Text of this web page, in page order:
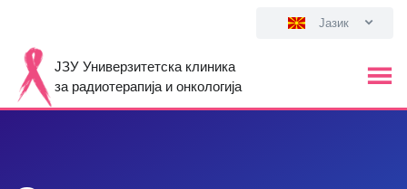
Јазик
ЈЗУ Универзитетска клиника
за радиотерапија и онкологија